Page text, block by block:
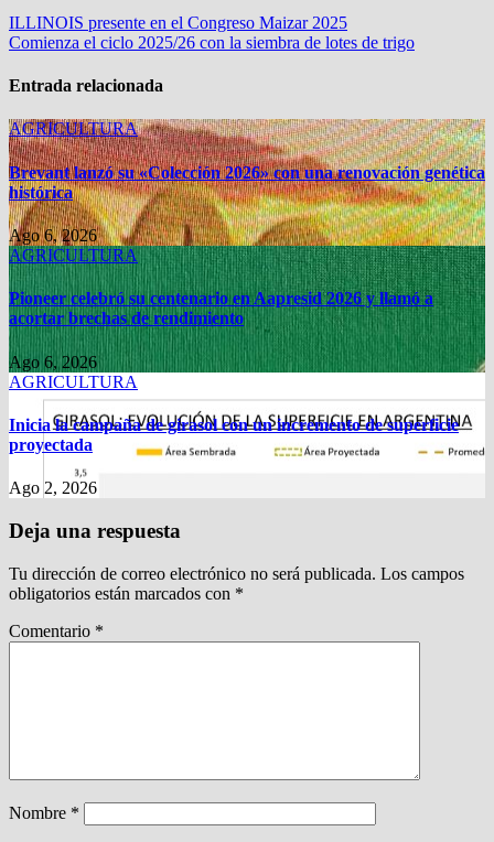
Navegación
de
entradas
ILLINOIS presente en el Congreso Maizar 2025
Comienza el ciclo 2025/26 con la siembra de lotes de trigo
Entrada relacionada
AGRICULTURA
Brevant lanzó su «Colección 2026» con una renovación genética
histórica
Ago 6, 2026
AGRICULTURA
Pioneer celebró su centenario en Aapresid 2026 y llamó a
acortar brechas de rendimiento
Ago 6, 2026
AGRICULTURA
Inicia la campaña de girasol con un incremento de superficie
proyectada
Ago 2, 2026
Deja una respuesta
Tu dirección de correo electrónico no será publicada. Los campos
obligatorios están marcados con *
Comentario *
Nombre *